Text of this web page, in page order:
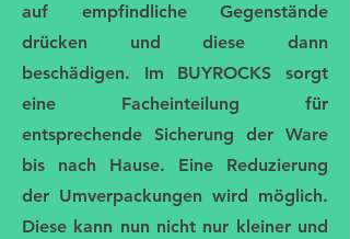
auf empfindliche Gegenstände
drücken und diese dann
beschädigen. Im BUYROCKS sorgt
eine Facheinteilung für
entsprechende Sicherung der Ware
bis nach Hause. Eine Reduzierung
der Umverpackungen wird möglich.
Diese kann nun nicht nur kleiner und